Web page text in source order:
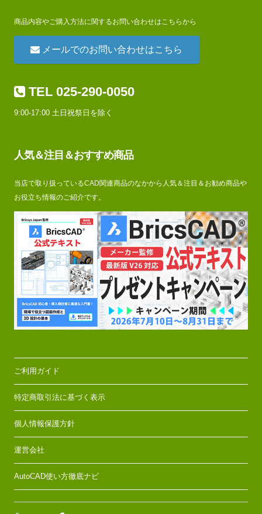
商品内容やご購入方法に関するお問い合わせはこちらから
メールでのお問い合わせはこちら
TEL 025-290-0050
9:00-17:00 土日祝祭日を除く
人気＆注目＆おすすめ商品
当店で取り扱っているCAD関連商品のなかから人気＆注目＆お勧め商品や
お役立ち情報のご紹介です。
ご利用ガイド
特定商取引法に基づく表示
個人情報保護方針
運営会社
AutoCAD使い方徹底ナビ